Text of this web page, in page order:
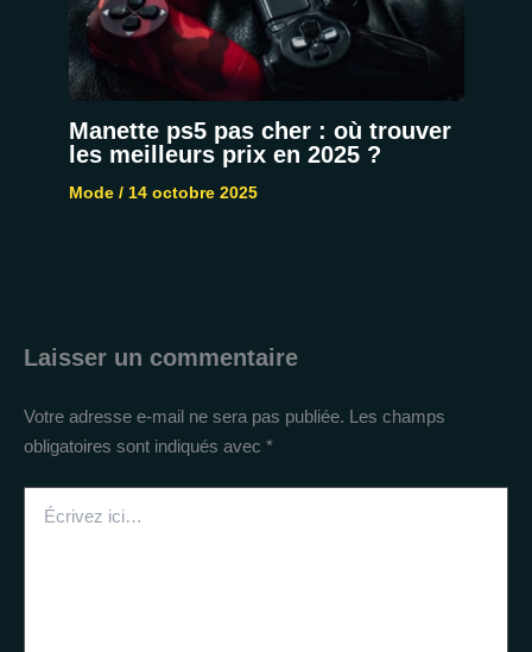
Manette ps5 pas cher : où trouver
les meilleurs prix en 2025 ?
Mode/ 14 octobre 2025
Laisser un commentaire
Votre adresse e-mail ne sera pas publiée. Les champs
obligatoires sont indiqués avec *
ici…